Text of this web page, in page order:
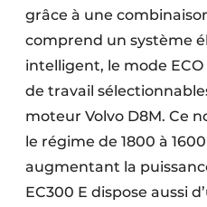
Software
Techniques ferroviaires
Travaux ferroviaires
grâce à une
comprend un système
intelligent, le mode
de travail
moteur Volvo D8M. Ce
le régime de 1800 à
augmentant la
EC300 E dispose aussi